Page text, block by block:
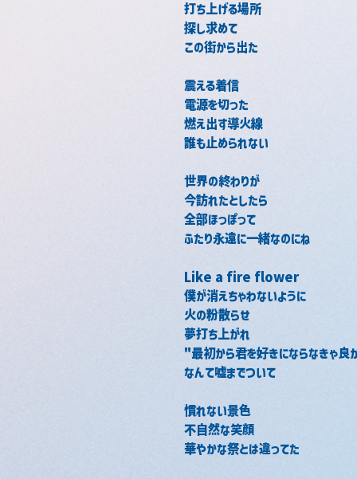
打ち上げる場所
探し求めて
この街から出た
震える着信
電源を切った
燃え出す導火線
誰も止められない
世界の終わりが
今訪れたとしたら
全部ほっぽって
ふたり永遠に一緒なのにね
Like a fire flower
僕が消えちゃわないように
火の粉散らせ
夢打ち上がれ
"最初から君を好きにならなきゃ良
なんて嘘までついて
慣れない景色
不自然な笑顔
華やかな祭とは違ってた